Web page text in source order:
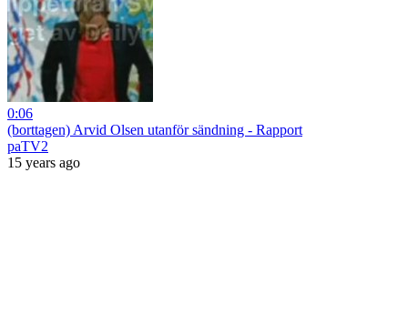
0:06
(borttagen) Arvid Olsen utanför sändning - Rapport
paTV2
15 years ago